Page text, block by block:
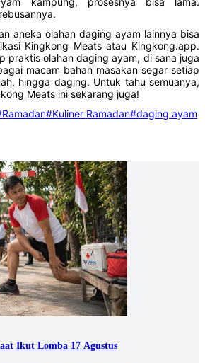
aneka olahan daging ayam lainnya bisa
Kingkong Meats atau Kingkong.app.
praktis olahan daging ayam, di sana juga
macam bahan masakan segar setiap
hingga daging. Untuk tahu semuanya,
Meats ini sekarang juga!
#Kuliner Ramadan#daging ayam
Ikut Lomba 17 Agustus